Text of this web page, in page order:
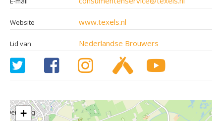
Website www.texels.nl
Lid van Nederlandse Brouwers
+